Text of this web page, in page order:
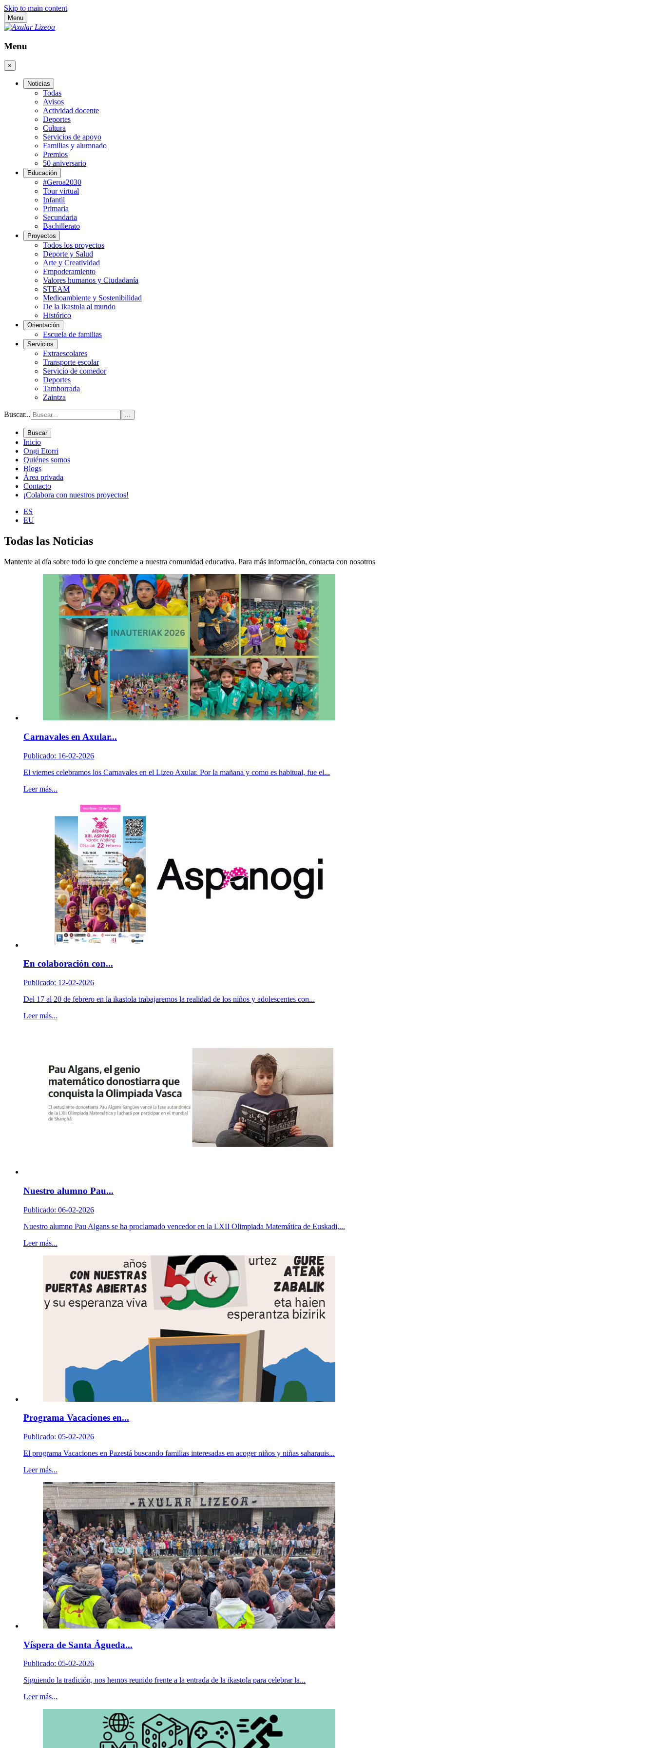
Skip to main content
Menu
Menu
×
Noticias
Todas
Avisos
Actividad docente
Deportes
Cultura
Servicios de apoyo
Familias y alumnado
Premios
50 aniversario
Educación
#Geroa2030
Tour virtual
Infantil
Primaria
Secundaria
Bachillerato
Proyectos
Todos los proyectos
Deporte y Salud
Arte y Creatividad
Empoderamiento
Valores humanos y Ciudadanía
STEAM
Medioambiente y Sostenibilidad
De la ikastola al mundo
Histórico
Orientación
Escuela de familias
Servicios
Extraescolares
Transporte escolar
Servicio de comedor
Deportes
Tamborrada
Zaintza
Buscar... ...
Buscar
Inicio
Ongi Etorri
Quiénes somos
Blogs
Área privada
Contacto
¡Colabora con nuestros proyectos!
ES
EU
Todas las Noticias
Mantente al día sobre todo lo que concierne a nuestra comunidad educativa. Para más información, contacta con nosotros
Carnavales en Axular...
Publicado: 16-02-2026
El viernes celebramos los Carnavales en el Lizeo Axular. Por la mañana y como es habitual, fue el...
Leer más...
En colaboración con...
Publicado: 12-02-2026
Del 17 al 20 de febrero en la ikastola trabajaremos la realidad de los niños y adolescentes con...
Leer más...
Nuestro alumno Pau...
Publicado: 06-02-2026
Nuestro alumno Pau Algans se ha proclamado vencedor en la LXII Olimpiada Matemática de Euskadi,...
Leer más...
Programa Vacaciones en...
Publicado: 05-02-2026
El programa Vacaciones en Pazestá buscando familias interesadas en acoger niños y niñas saharauis...
Leer más...
Víspera de Santa Águeda...
Publicado: 05-02-2026
Siguiendo la tradición, nos hemos reunido frente a la entrada de la ikastola para celebrar la...
Leer más...